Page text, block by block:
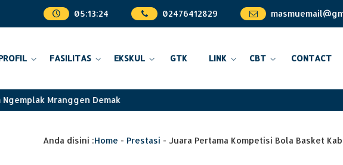
05:13:24 02476412829
FASILITAS EKSKUL GTK LINK CBT CONTACT
Mranggen Demak
Anda disini :Home - Prestasi - Juara Pertama Kompetisi Bola Basket